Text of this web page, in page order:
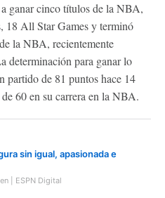
ganar cinco títulos de la NBA,
18 All Star Games y terminó
la NBA, recientemente
determinación para ganar lo
partido de 81 puntos hace 14
60 en su carrera en la NBA.
sin igual, apasionada e
| ESPN Digital